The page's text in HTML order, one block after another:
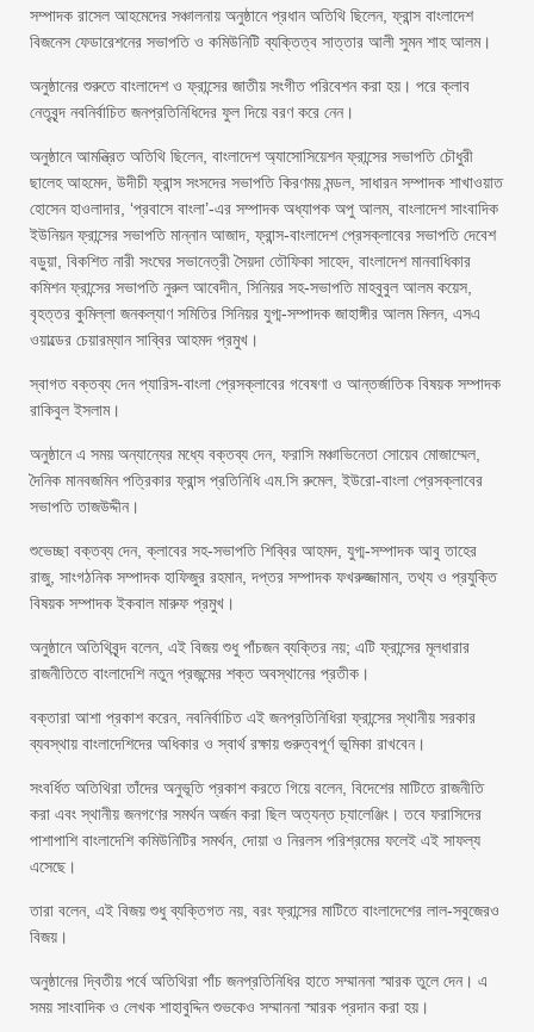
সম্পাদক রাসেল আহমেদের সঞ্চালনায় অনুষ্ঠানে প্রধান অতিথি ছিলেন, ফ্রান্স বাংলাদেশ
বিজনেস ফেডারেশনের সভাপতি ও কমিউনিটি ব্যক্তিত্ব সাত্তার আলী সুমন শাহ আলম।
অনুষ্ঠানের শুরুতে বাংলাদেশ ও ফ্রান্সের জাতীয় সংগীত পরিবেশন করা হয়। পরে ক্লাব
নেতৃবৃন্দ নবনির্বাচিত জনপ্রতিনিধিদের ফুল দিয়ে বরণ করে নেন।
অনুষ্ঠানে আমন্ত্রিত অতিথি ছিলেন, বাংলাদেশ অ্যাসোসিয়েশন ফ্রান্সের সভাপতি চৌধুরী
ছালেহ আহমেদ, উদীচী ফ্রান্স সংসদের সভাপতি কিরণময় মন্ডল, সাধারন সম্পাদক শাখাওয়াত
হোসেন হাওলাদার, ‘প্রবাসে বাংলা’-এর সম্পাদক অধ্যাপক অপু আলম, বাংলাদেশ সাংবাদিক
ইউনিয়ন ফ্রান্সের সভাপতি মান্নান আজাদ, ফ্রান্স-বাংলাদেশ প্রেসক্লাবের সভাপতি দেবেশ
বড়ুয়া, বিকশিত নারী সংঘের সভানেত্রী সৈয়দা তৌফিকা সাহেদ, বাংলাদেশ মানবাধিকার
কমিশন ফ্রান্সের সভাপতি নুরুল আবেদীন, সিনিয়র সহ-সভাপতি মাহবুবুল আলম কয়েস,
বৃহত্তর কুমিল্লা জনকল্যাণ সমিতির সিনিয়র যুগ্ম-সম্পাদক জাহাঙ্গীর আলম মিলন, এসএ
ওয়াল্ডের চেয়ারম্যান সাব্বির আহমদ প্রমুখ।
স্বাগত বক্তব্য দেন প্যারিস-বাংলা প্রেসক্লাবের গবেষণা ও আন্তর্জাতিক বিষয়ক সম্পাদক
রাকিবুল ইসলাম।
অনুষ্ঠানে এ সময় অন্যান্যের মধ্যে বক্তব্য দেন, ফরাসি মঞ্চাভিনেতা সোয়েব মোজাম্মেল,
দৈনিক মানবজমিন পত্রিকার ফ্রান্স প্রতিনিধি এম.সি রুমেল, ইউরো-বাংলা প্রেসক্লাবের
সভাপতি তাজউদ্দীন।
শুভেচ্ছা বক্তব্য দেন, ক্লাবের সহ-সভাপতি শিব্বির আহমদ, যুগ্ম-সম্পাদক আবু তাহের
রাজু, সাংগঠনিক সম্পাদক হাফিজুর রহমান, দপ্তর সম্পাদক ফখরুজ্জামান, তথ্য ও প্রযুক্তি
বিষয়ক সম্পাদক ইকবাল মারুফ প্রমুখ।
অনুষ্ঠানে অতিথিবৃন্দ বলেন, এই বিজয় শুধু পাঁচজন ব্যক্তির নয়; এটি ফ্রান্সের মূলধারার
রাজনীতিতে বাংলাদেশি নতুন প্রজন্মের শক্ত অবস্থানের প্রতীক।
বক্তারা আশা প্রকাশ করেন, নবনির্বাচিত এই জনপ্রতিনিধিরা ফ্রান্সের স্থানীয় সরকার
ব্যবস্থায় বাংলাদেশিদের অধিকার ও স্বার্থ রক্ষায় গুরুত্বপূর্ণ ভূমিকা রাখবেন।
সংবর্ধিত অতিথিরা তাঁদের অনুভূতি প্রকাশ করতে গিয়ে বলেন, বিদেশের মাটিতে রাজনীতি
করা এবং স্থানীয় জনগণের সমর্থন অর্জন করা ছিল অত্যন্ত চ্যালেঞ্জিং। তবে ফরাসিদের
পাশাপাশি বাংলাদেশি কমিউনিটির সমর্থন, দোয়া ও নিরলস পরিশ্রমের ফলেই এই সাফল্য
এসেছে।
তারা বলেন, এই বিজয় শুধু ব্যক্তিগত নয়, বরং ফ্রান্সের মাটিতে বাংলাদেশের লাল-সবুজেরও
বিজয়।
অনুষ্ঠানের দ্বিতীয় পর্বে অতিথিরা পাঁচ জনপ্রতিনিধির হাতে সম্মাননা স্মারক তুলে দেন। এ
সময় সাংবাদিক ও লেখক শাহাবুদ্দিন শুভকেও সম্মাননা স্মারক প্রদান করা হয়।